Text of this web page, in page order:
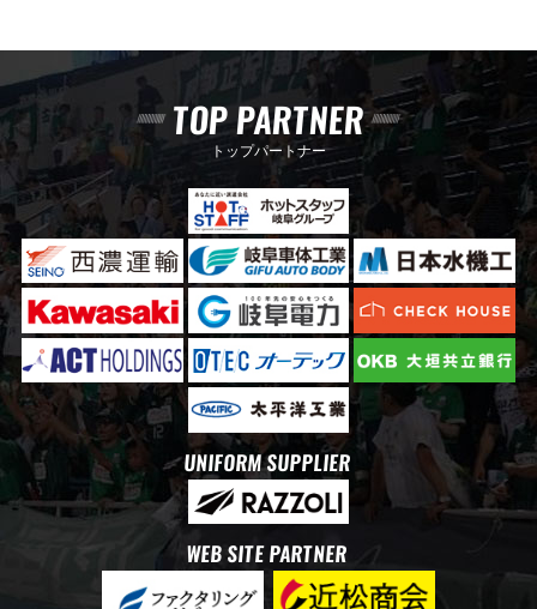
TOP PARTNER
トップパートナー
UNIFORM SUPPLIER
WEB SITE PARTNER